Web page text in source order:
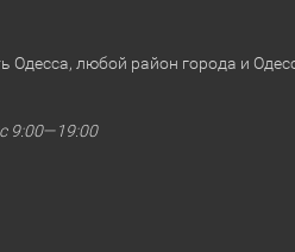
Одесса, любой район города и
9:00—19:00